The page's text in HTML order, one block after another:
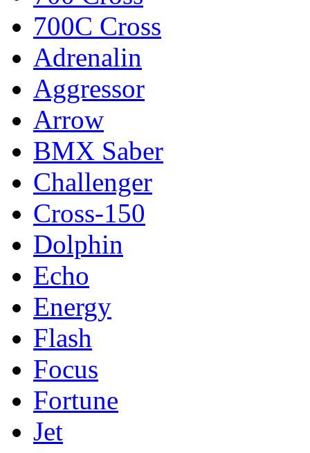
700C Cross
Adrenalin
Aggressor
Arrow
BMX Saber
Challenger
Cross-150
Dolphin
Echo
Energy
Flash
Focus
Fortune
Jet